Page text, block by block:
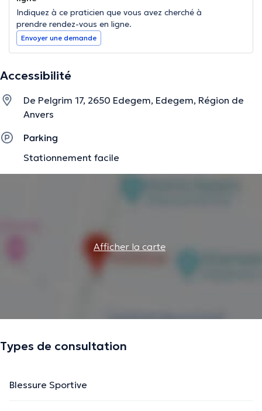
Indiquez à ce praticien que vous avez cherché à
prendre rendez-vous en ligne.
Envoyer une demande
Accessibilité
De Pelgrim 17, 2650 Edegem, Edegem, Région de
Anvers
Parking
Stationnement facile
Afficher la carte
Types de consultation
Blessure Sportive